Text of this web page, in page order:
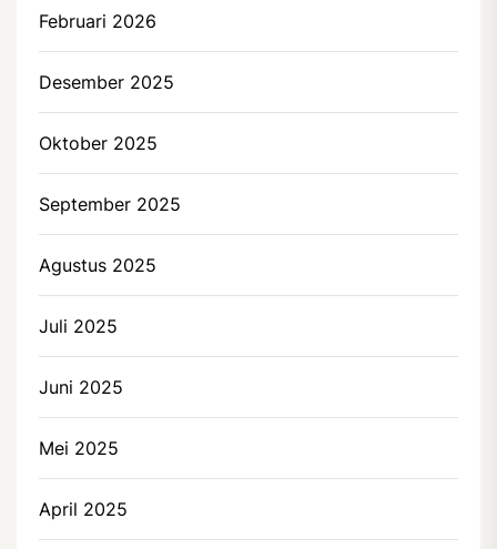
Februari 2026
Desember 2025
Oktober 2025
September 2025
Agustus 2025
Juli 2025
Juni 2025
Mei 2025
April 2025